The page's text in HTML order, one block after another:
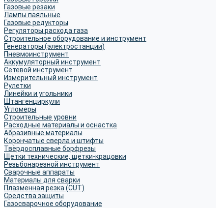
Газовые резаки
Лампы паяльные
Газовые редукторы
Регуляторы расхода газа
Строительное оборудование и инструмент
Генераторы (электростанции)
Пневмоинструмент
Аккумуляторный инструмент
Сетевой инструмент
Измерительный инструмент
Рулетки
Линейки и угольники
Штангенциркули
Угломеры
Строительные уровни
Расходные материалы и оснастка
Абразивные материалы
Корончатые сверла и штифты
Твёрдосплавные борфрезы
Щетки технические, щетки-крацовки
Резьбонарезной инструмент
Сварочные аппараты
Материалы для сварки
Плазменная резка (CUT)
Средства защиты
Газосварочное оборудование